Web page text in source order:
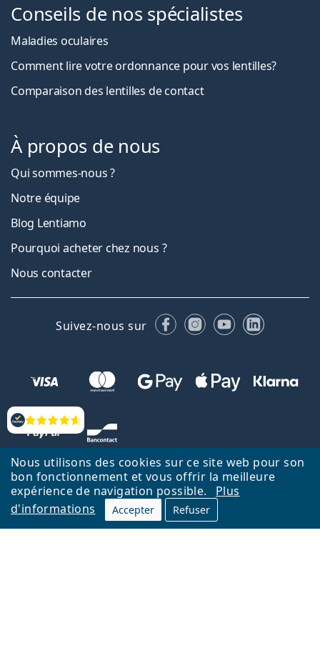
Nous utilisons des cookies sur ce site web pour son
bon fonctionnement et vous offrir la meilleure
expérience de navigation possible.
Plus
d'informations
Accepter Refuser
Évaluation
Conseils de nos spécialistes
Maladies oculaires
Comment lire votre ordonnance pour vos lentilles?
Comparaison des lentilles de contact
À propos de nous
Qui sommes-nous ?
Notre équipe
Blog Lentiamo
Pourquoi acheter chez nous ?
Nous contacter
Suivez-nous sur FacebookInstagram
YouTubeLinkedIn
Retour à la page d'accueil Haut
Nederlands